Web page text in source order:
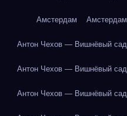
Амстердам Амстердам
Антон Чехов — Вишнёвый сад
Антон Чехов — Вишнёвый сад
Антон Чехов — Вишнёвый сад